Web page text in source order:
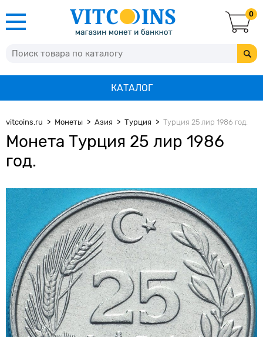
0
КАТАЛОГ
vitcoins.ru Монеты Азия Турция Турция 25 лир 1986 год.
Монета Турция 25 лир 1986
год.